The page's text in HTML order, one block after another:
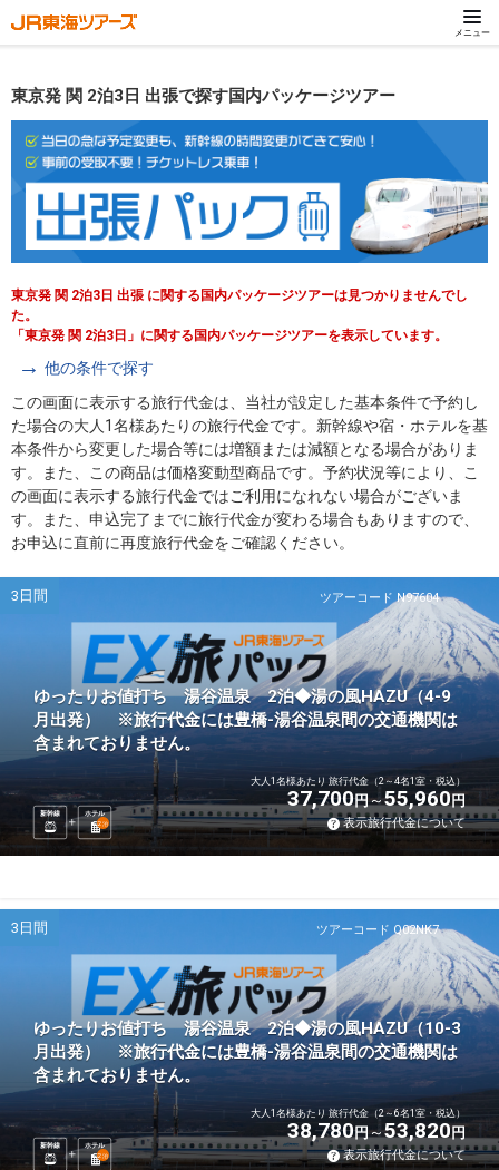
メニュー
東京発 関 2泊3日 出張で探す国内パッケージツアー
東京発 関 2泊3日 出張 に関する国内パッケージツアーは見つかりませんでし
た。
「東京発 関 2泊3日」に関する国内パッケージツアーを表示しています。
他の条件で探す
この画面に表示する旅行代金は、当社が設定した基本条件で予約し
た場合の大人1名様あたりの旅行代金です。新幹線や宿・ホテルを基
本条件から変更した場合等には増額または減額となる場合がありま
す。また、この商品は価格変動型商品です。予約状況等により、こ
の画面に表示する旅行代金ではご利用になれない場合がございま
す。また、申込完了までに旅行代金が変わる場合もありますので、
お申込に直前に再度旅行代金をご確認ください。
ツアーコード N97604
3日間
ゆったりお値打ち 湯谷温泉 2泊◆湯の風HAZU（4-9
月出発） ※旅行代金には豊橋-湯谷温泉間の交通機関は
含まれておりません。
新幹線
ホテル
2泊
大人1名様あたり 旅行代金（2～4名1室・税込）
37,700円 55,960円
表示旅行代金について
ツアーコード Q02NK7
3日間
ゆったりお値打ち 湯谷温泉 2泊◆湯の風HAZU（10-3
月出発） ※旅行代金には豊橋-湯谷温泉間の交通機関は
含まれておりません。
新幹線
ホテル
2泊
大人1名様あたり 旅行代金（2～6名1室・税込）
38,780円 53,820円
表示旅行代金について